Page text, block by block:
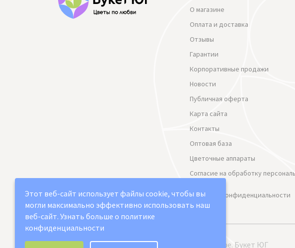
О магазине
Оплата и доставка
Отзывы
Гарантии
Корпоративные продажи
Новости
Публичная оферта
Карта сайта
Контакты
Оптовая база
Цветочные аппараты
Согласие на обработку
данных
Политика Конфиденциальности
2021-2026 © "Юг арт" Доставка цветов в Самаре. Букет ЮГ
Этот веб-сайт использует файлы cookie, чтобы вы
могли максимально эффективно использовать наш
веб-сайт. Узнать больше о политике
конфиденциальности
Выберите настройки cookie